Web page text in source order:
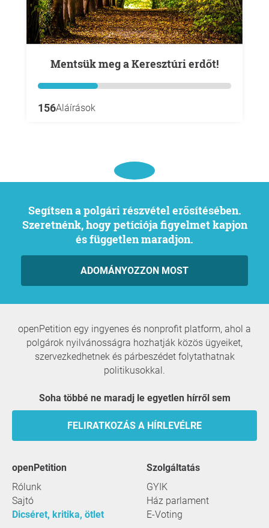
Mentsük meg a Keresztúri erdőt!
156Aláírások
Segítsen a polgári részvétel erősítésében.
Szeretnénk, hogy petíciója figyelmet kapjon
és független maradjon.
ADOMÁNYOZZON MOST
openPetition egy ingyenes és nonprofit platform, ahol a
polgárok nyilvánosságra hozhatják közös ügyeiket,
szervezkedhetnek és párbeszédet folytathatnak
politikusokkal.
Soha többé ne maradj le egyetlen hírről sem
FELIRATKOZÁS A HÍRLEVÉLRE
openPetition
Rólunk
Sajtó
Dicséret, kritika, ötlet
szolgáltatás
GYIK
Ház parlament
E-Voting